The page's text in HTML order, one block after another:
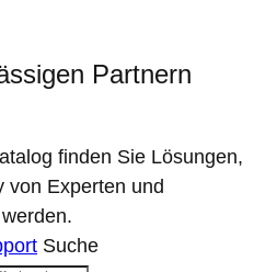
Partnern
finden Sie Lösungen,
von Experten und
Suche